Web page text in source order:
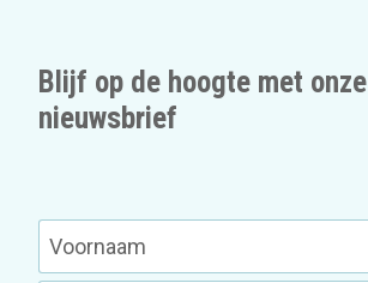
Blijf op de hoogte met onze
nieuwsbrief